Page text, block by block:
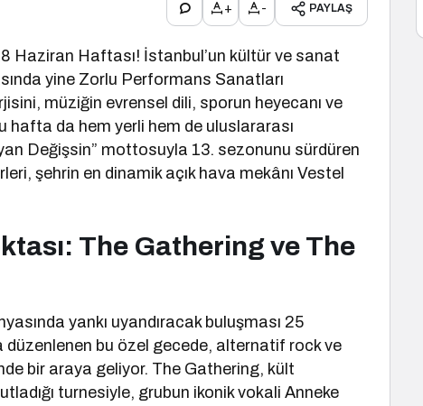
+ - PAYLAŞ
Haziran Haftası! İstanbul’un kültür ve sanat
yine Zorlu Performans Sanatları
müziğin evrensel dili, sporun heyecanı ve
hafta da hem yerli hem de uluslararası
Değişsin” mottosuyla 13. sezonunu sürdüren
şehrin en dinamik açık hava mekânı Vestel
The Gathering ve The
yankı uyandıracak buluşması 25
düzenlenen bu özel gecede, alternatif rock ve
bir araya geliyor. The Gathering, kült
turnesiyle, grubun ikonik vokali Anneke